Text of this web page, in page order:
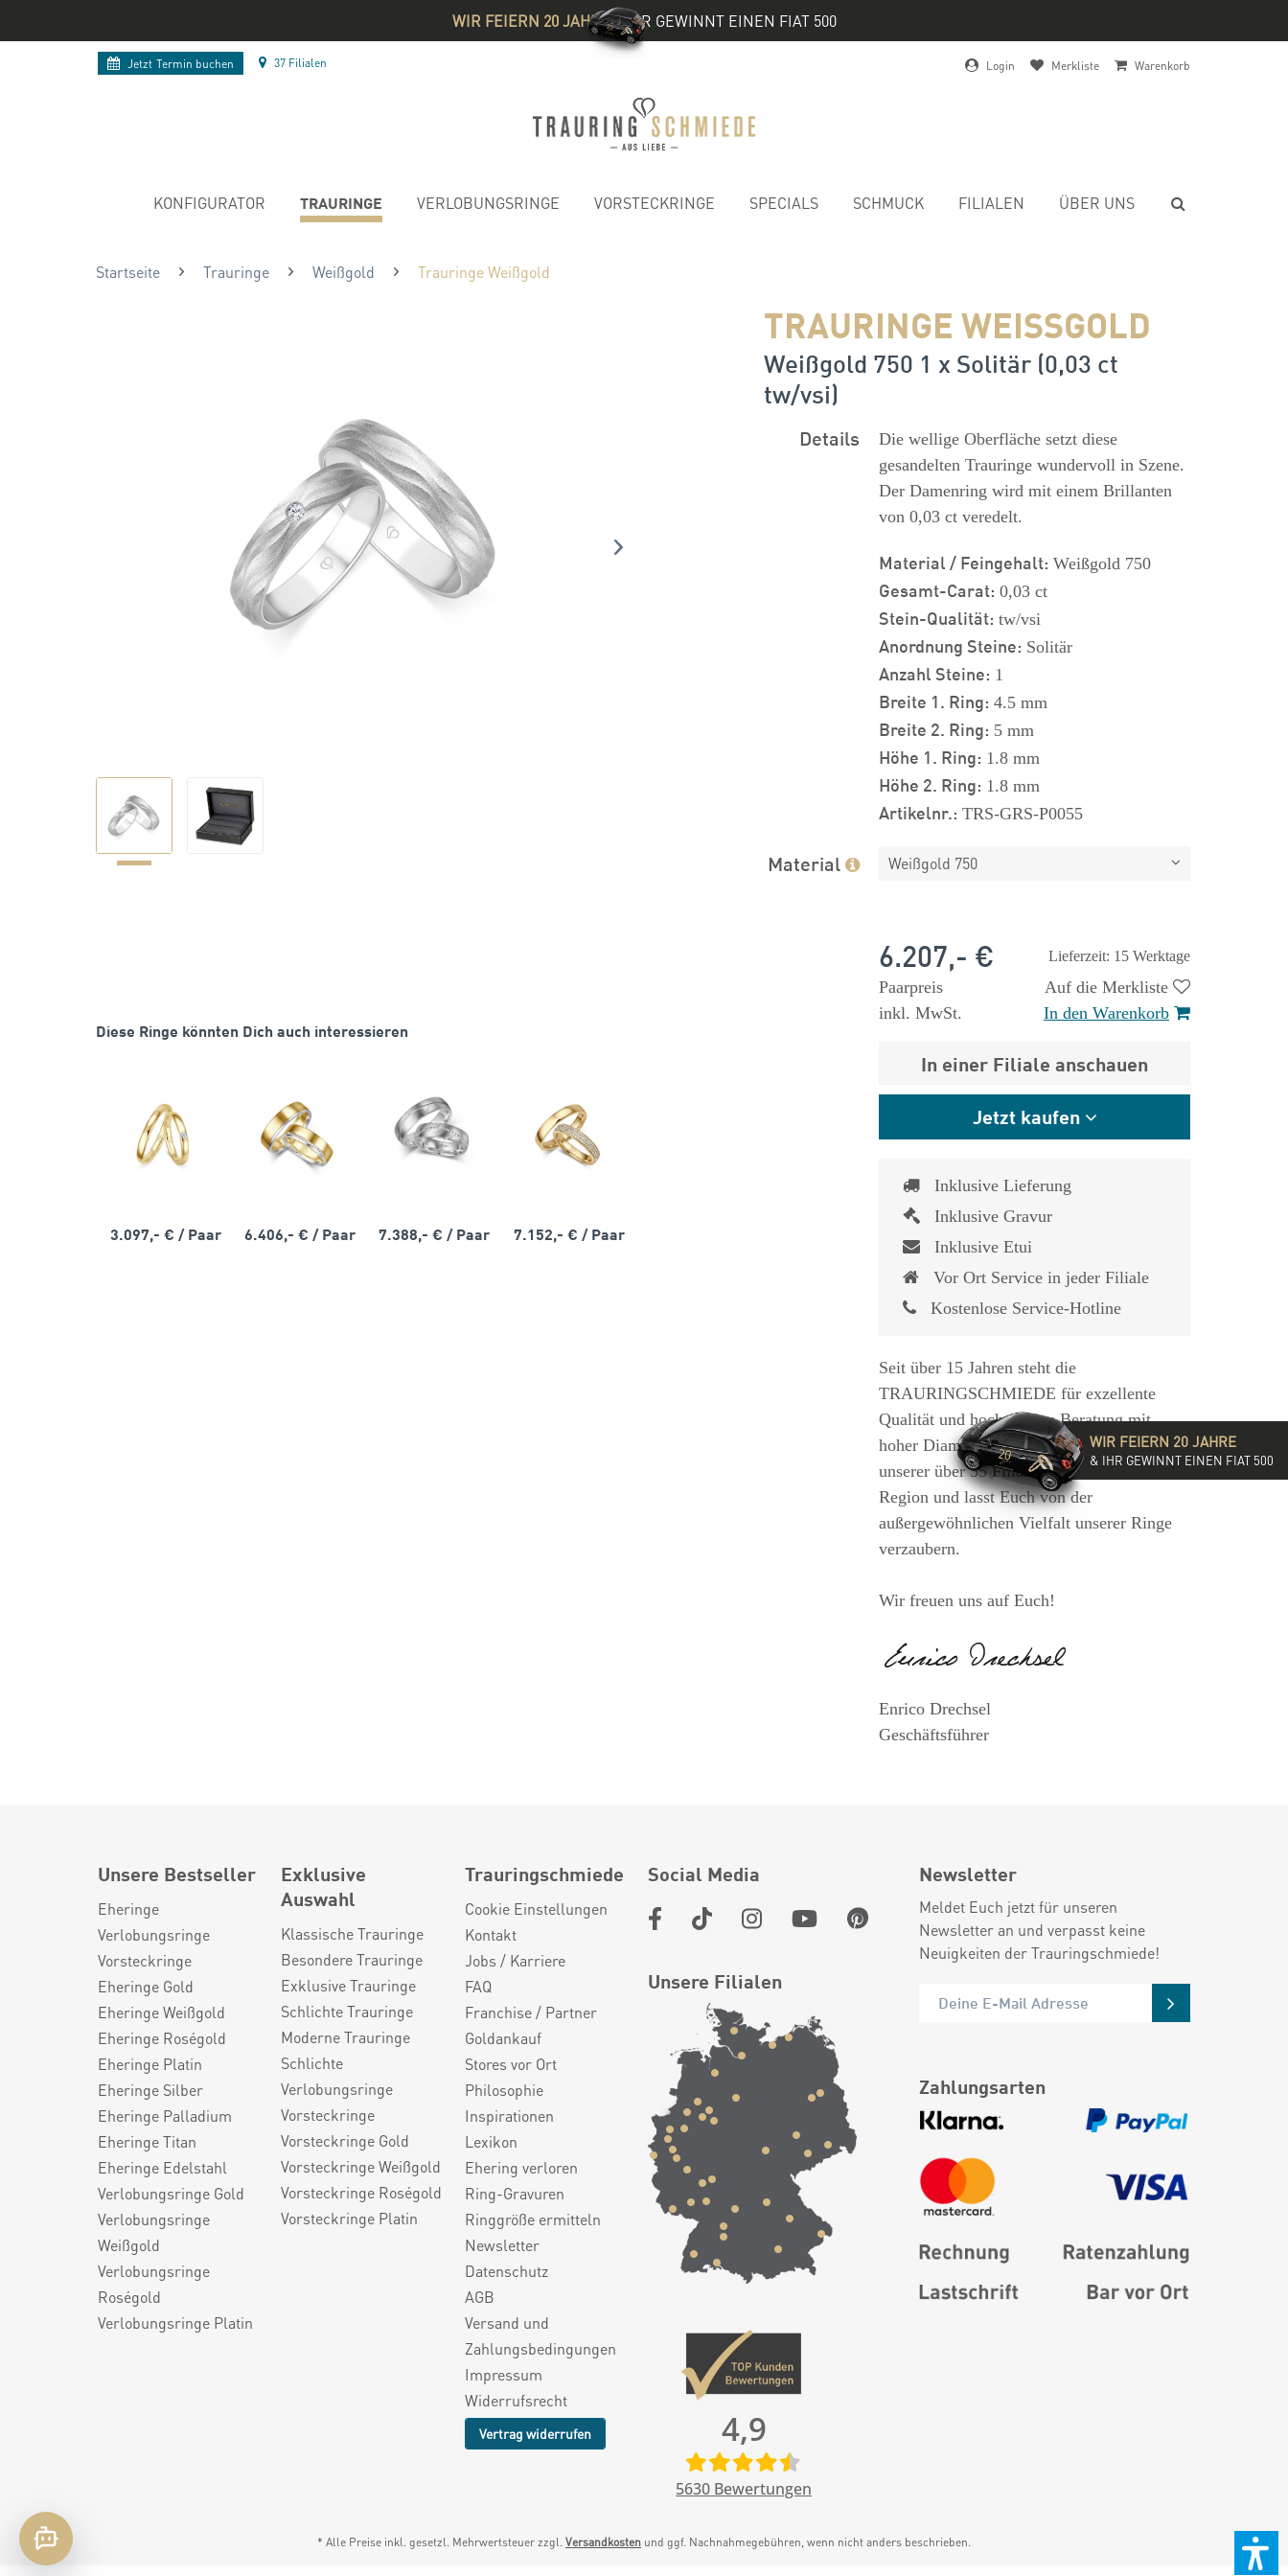
WIR FEIERN 20 JAHRE& IHR GEWINNT EINEN FIAT 500
Jetzt Termin buchen 37 Filialen Login Merkliste Warenkorb
KONFIGURATOR TRAURINGE VERLOBUNGSRINGE VORSTECKRINGE SPECIALS SCHMUCK FILIALEN ÜBER UNS
Startseite Trauringe Weißgold Trauringe Weißgold
TRAURINGE WEISSGOLD
Weißgold 750 1 x Solitär (0,03 ct
tw/vsi)
Diese Ringe könnten Dich auch interessieren
3.097,- € / Paar 6.406,- €/ Paar 7.388,- €/ Paar 7.152,- € / Paar
Details
Die wellige Oberfläche setzt diese
gesandelten Trauringe wundervoll in Szene.
Der Damenring wird mit einem Brillanten
von 0,03 ct veredelt.
Material / Feingehalt: Weißgold 750
Gesamt-Carat: 0,03 ct
Stein-Qualität: tw/vsi
Anordnung Steine: Solitär
Anzahl Steine: 1
Breite 1. Ring: 4.5 mm
Breite 2. Ring: 5 mm
Höhe 1. Ring: 1.8 mm
Höhe 2. Ring: 1.8 mm
Artikelnr.: TRS-GRS-P0055
Material Weißgold 750
Lieferzeit: 15 Werktage
6.207,- €
Paarpreis
inkl. MwSt.
Auf die Merkliste
In den Warenkorb
In einer Filiale anschauen
Jetzt kaufen
Inklusive Lieferung
Inklusive Gravur
Inklusive Etui
Vor Ort Service in jeder Filiale
Kostenlose Service-Hotline
Seit über 15 Jahren steht die
TRAURINGSCHMIEDE für exzellente
Qualität und hochwertige Beratung mit
hoher Diamantkompetenz. Besucht eine
unserer über 35 Filialen in der DACH-
Region und lasst Euch von der
außergewöhnlichen Vielfalt unserer Ringe
verzaubern.
Wir freuen uns auf Euch!
Enrico Drechsel
Geschäftsführer
Unsere Bestseller
Eheringe
Verlobungsringe
Vorsteckringe
Eheringe Gold
Eheringe Weißgold
Eheringe Roségold
Eheringe Platin
Eheringe Silber
Eheringe Palladium
Eheringe Titan
Eheringe Edelstahl
Verlobungsringe Gold
Verlobungsringe
Weißgold
Verlobungsringe
Roségold
Verlobungsringe Platin
Exklusive
Auswahl
Klassische Trauringe
Besondere Trauringe
Exklusive Trauringe
Schlichte Trauringe
Moderne Trauringe
Schlichte
Verlobungsringe
Vorsteckringe
Vorsteckringe Gold
Vorsteckringe Weißgold
Vorsteckringe Roségold
Vorsteckringe Platin
Trauringschmiede
Cookie Einstellungen
Kontakt
Jobs / Karriere
FAQ
Franchise / Partner
Goldankauf
Stores vor Ort
Philosophie
Inspirationen
Lexikon
Ehering verloren
Ring-Gravuren
Ringgröße ermitteln
Newsletter
Datenschutz
AGB
Versand und
Zahlungsbedingungen
Impressum
Widerrufsrecht
Vertrag widerrufen
Social Media
Unsere Filialen
4,9
5630 Bewertungen
Newsletter
Meldet Euch jetzt für unseren
Newsletter an und verpasst keine
Neuigkeiten der Trauringschmiede!
Zahlungsarten
* Alle Preise inkl. gesetzl. Mehrwertsteuer zzgl. Versandkosten und ggf. Nachnahmegebühren, wenn nicht anders beschrieben.
WIR FEIERN 20 JAHRE
& IHR GEWINNT EINEN FIAT 500